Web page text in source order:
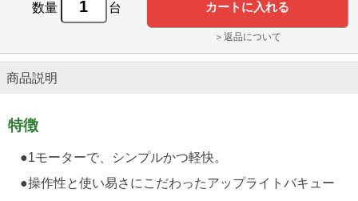
数量 台
＞返品について
商品説明
特徴
●1モーターで、シンプルかつ軽快。
●操作性と使い易さにこだわったアップライトバキュー